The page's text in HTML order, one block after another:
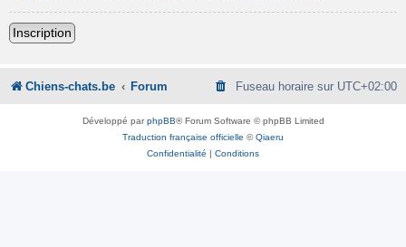
Inscription
Chiens-chats.be Forum Fuseau horaire sur UTC+02:00
Développé parphpBB® Forum Software © phpBB Limited
Traduction française officielle ©Qiaeru
Confidentialité | Conditions